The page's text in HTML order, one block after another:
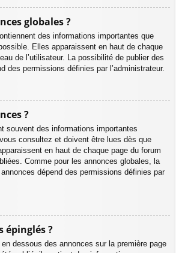
globales ?
des informations importantes que
Elles apparaissent en haut de chaque
de l’utilisateur. La possibilité de publier des
des permissions définies par l’administrateur.
?
souvent des informations importantes
consultez et doivent être lues dès que
en haut de chaque page du forum
Comme pour les annonces globales, la
dépend des permissions définies par
épinglés ?
dessous des annonces sur la première page